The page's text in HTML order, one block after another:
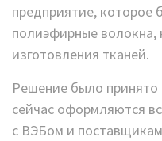
предприятие, которое
полиэфирные
изготовления тканей.
Решение было принято
сейчас оформляются
с ВЭБом и